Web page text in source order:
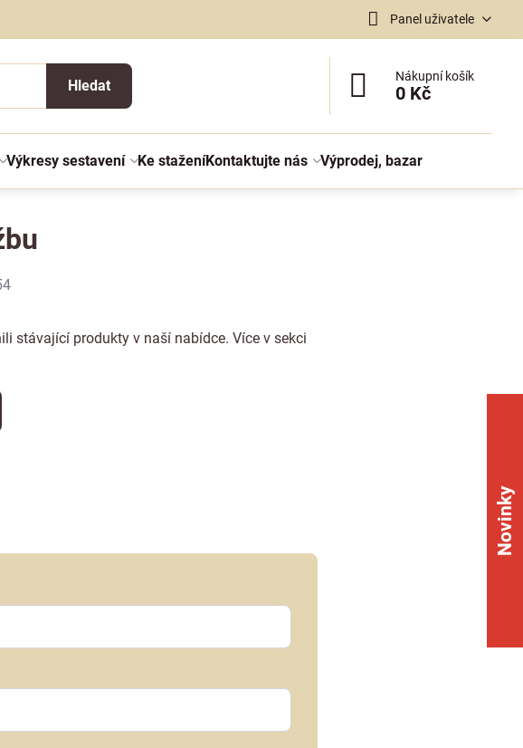
Panel uživatele
Hledat
Nákupní košík
0 Kč
Výkresy sestavení Ke staženíKontaktujte nás Výprodej, bazar
stávající produkty v naší nabídce. Více v sekci
Novinky